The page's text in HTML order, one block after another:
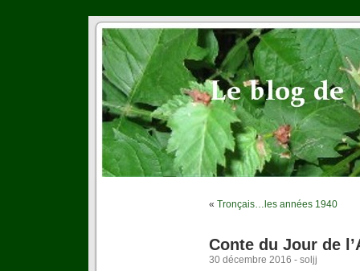
« Tronçais…les années 1940
Conte du Jour de
30 décembre 2016 - soljj